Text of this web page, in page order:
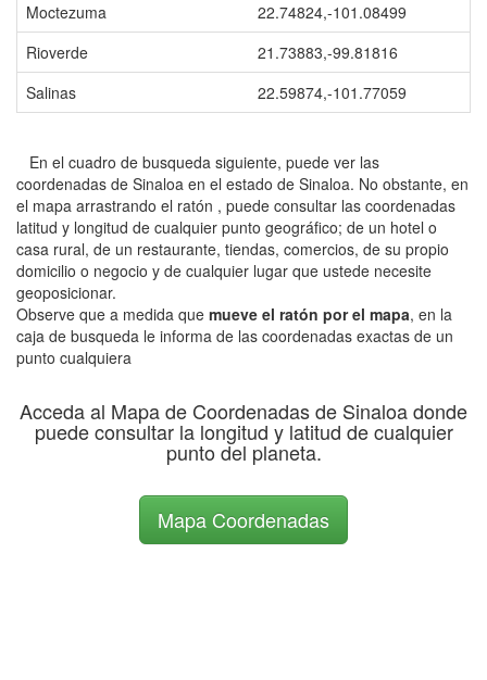
Moctezuma
22.74824,-101.08499
Rioverde
21.73883,-99.81816
Salinas
22.59874,-101.77059
En el cuadro de busqueda siguiente, puede ver las
coordenadas de Sinaloa en el estado de Sinaloa. No obstante, en
el mapa arrastrando el ratón , puede consultar las coordenadas
latitud y longitud de cualquier punto geográfico; de un hotel o
casa rural, de un restaurante, tiendas, comercios, de su propio
domicilio o negocio y de cualquier lugar que ustede necesite
geoposicionar.
Observe que a medida que mueve el ratón por el mapa, en la
caja de busqueda le informa de las coordenadas exactas de un
punto cualquiera
Acceda al Mapa de Coordenadas de Sinaloa donde
puede consultar la longitud y latitud de cualquier
punto del planeta.
Mapa Coordenadas